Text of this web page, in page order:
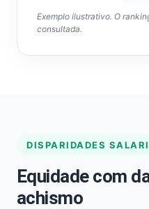
Exemplo ilustrativo. O
consultada.
DISPARIDADES
Equidade com
achismo